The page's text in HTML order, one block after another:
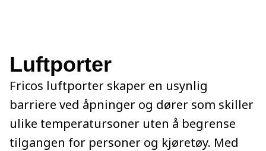
Luftporter
Fricos luftporter skaper en usynlig
barriere ved åpninger og dører som skiller
ulike temperatursoner uten å begrense
tilgangen for personer og kjøretøy. Med